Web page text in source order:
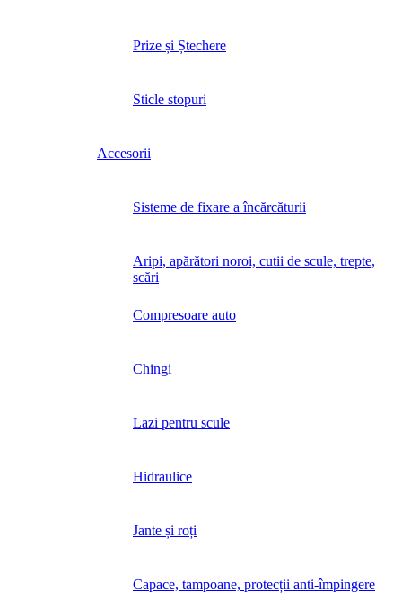
Prize și Ștechere
Sticle stopuri
Accesorii
Sisteme de fixare a încărcăturii
Aripi, apărători noroi, cutii de scule, trepte,
scări
Compresoare auto
Chingi
Lazi pentru scule
Hidraulice
Jante și roți
Capace, tampoane, protecții anti-împingere